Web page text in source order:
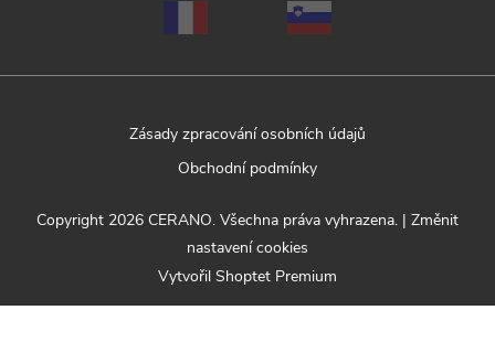
Zásady zpracování osobních údajů
Obchodní podmínky
Vytvořil Shoptet Premium
Copyright 2026 CERANO. Všechna práva vyhrazena. | Změnit
nastavení cookies